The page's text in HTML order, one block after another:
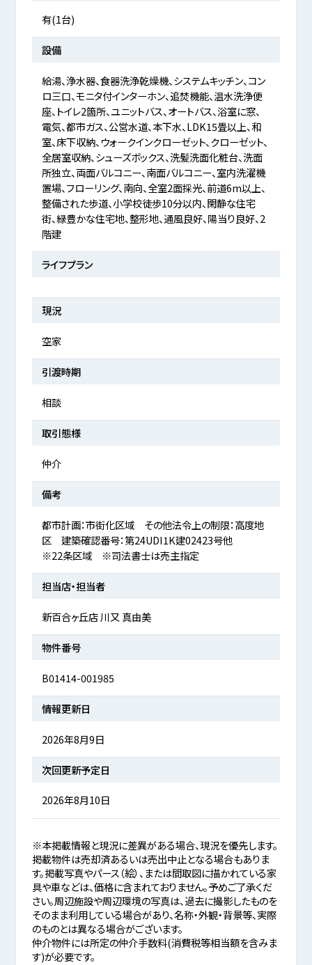
有(1台)
設備
給湯、浄水器、食器洗浄乾燥機、システムキッチン、コン
ロ三口、モニタ付インターホン、追焚機能、温水洗浄便
座、トイレ2箇所、ユニットバス、オートバス、浴室に窓、
電気、都市ガス、公営水道、本下水、LDK15畳以上、和
室、床下収納、ウォークインクローゼット、クローゼット、
全居室収納、シューズボックス、洗髪洗面化粧台、洗面
所独立、両面バルコニー、南面バルコニー、室内洗濯機
置場、フローリング、南向、全室2面採光、前道6m以上、
整備された歩道、小学校徒歩10分以内、閑静な住宅
街、緑豊かな住宅地、整形地、通風良好、陽当り良好、2
階建
ライフプラン
現況
空家
引渡時期
相談
取引態様
仲介
備考
都市計画：市街化区域 その他法令上の制限：高度地
区 建築確認番号：第24UDI1K建02423号他
※22条区域 ※司法書士は売主指定
担当店・担当者
新百合ヶ丘店 川又 真由美
物件番号
B01414-001985
情報更新日
2026年8月9日
次回更新予定日
2026年8月10日
※本掲載情報と現況に差異がある場合、現況を優先します。
掲載物件は売却済あるいは売出中止となる場合もありま
す。掲載写真やパース（絵）、または間取図に描かれている家
具や車などは、価格に含まれておりません。予めご了承くだ
さい。周辺施設や周辺環境の写真は、過去に撮影したものを
そのまま利用している場合があり、名称・外観・背景等、実際
のものとは異なる場合がございます。
仲介物件には所定の仲介手数料(消費税等相当額を含みま
す)が必要です。